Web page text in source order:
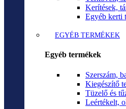
Kerítések,
Egyéb kerti
EGYÉB TERMÉKEK
Egyéb termékek
Szerszám,
Kiegészítő
Tüzelő és
Leértékelt,